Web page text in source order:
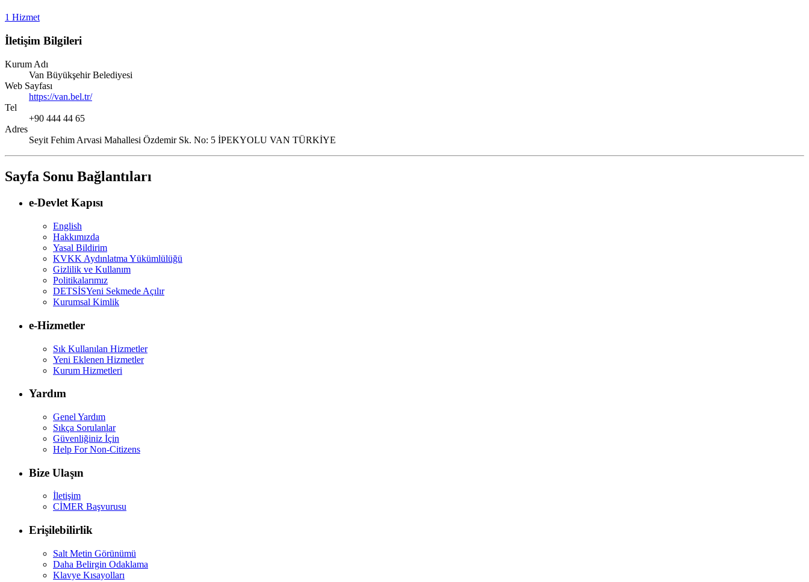
1 Hizmet
İletişim Bilgileri
Kurum Adı
Van Büyükşehir Belediyesi
Web Sayfası
https://van.bel.tr/
Tel
+90 444 44 65
Adres
Seyit Fehim Arvasi Mahallesi Özdemir Sk. No: 5 İPEKYOLU VAN TÜRKİYE
Sayfa Sonu Bağlantıları
e-Devlet Kapısı
English
Hakkımızda
Yasal Bildirim
KVKK Aydınlatma Yükümlülüğü
Gizlilik ve Kullanım
Politikalarımız
DETSİSYeni Sekmede Açılır
Kurumsal Kimlik
e-Hizmetler
Sık Kullanılan Hizmetler
Yeni Eklenen Hizmetler
Kurum Hizmetleri
Yardım
Genel Yardım
Sıkça Sorulanlar
Güvenliğiniz İçin
Help For Non-Citizens
Bize Ulaşın
İletişim
CİMER Başvurusu
Erişilebilirlik
Salt Metin Görünümü
Daha Belirgin Odaklama
Klavye Kısayolları